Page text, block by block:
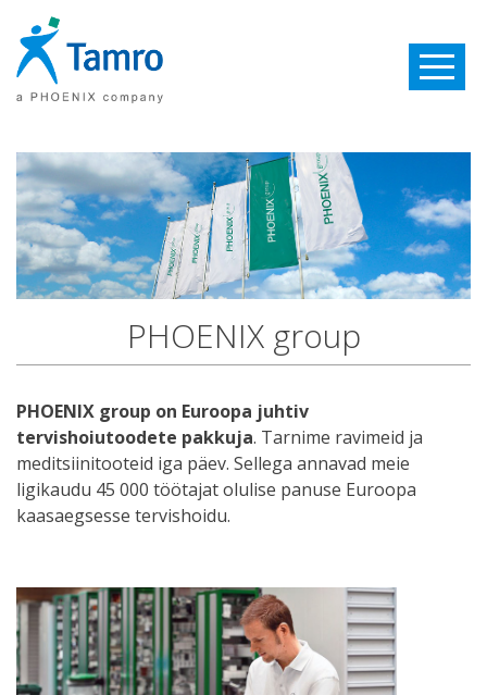
Toggle
PHOENIX group
PHOENIX group on Euroopa juhtiv
tervishoiutoodete pakkuja. Tarnime ravimeid ja
meditsiinitooteid iga päev. Sellega annavad meie
ligikaudu 45 000 töötajat olulise panuse Euroopa
kaasaegsesse tervishoidu.